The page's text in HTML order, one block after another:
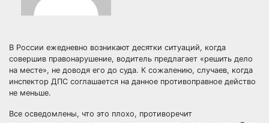
В России ежедневно возникают десятки ситуаций, когда
совершив правонарушение, водитель предлагает «решить дело
на месте», не доводя его до суда. К сожалению, случаев, когда
инспектор ДПС соглашается на данное противоправное действо
не меньше.
Все осведомлены, что это плохо, противоречит